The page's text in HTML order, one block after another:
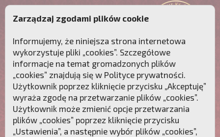
Zarządzaj zgodami plików cookie
Informujemy, że niniejsza strona internetowa
wykorzystuje pliki „cookies”. Szczegółowe
informacje na temat gromadzonych plików
„cookies” znajdują się w Polityce prywatności.
Użytkownik poprzez kliknięcie przycisku „Akceptuję”
wyraża zgodę na przetwarzanie plików „cookies”.
Użytkownik może zmienić opcje przetwarzania
plików „cookies” poprzez kliknięcie przycisku
„Ustawienia”, a następnie wybór plików „cookies”,